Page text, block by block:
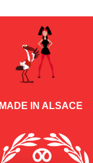
MADE IN ALSACE